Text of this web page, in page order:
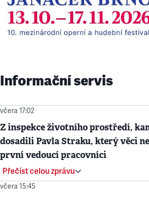
Informační servis
včera 17:02
Z inspekce životního prostředí,
dosadili Pavla Straku, který věci
první vedoucí pracovníci
Přečíst celou zprávu
včera 15:45